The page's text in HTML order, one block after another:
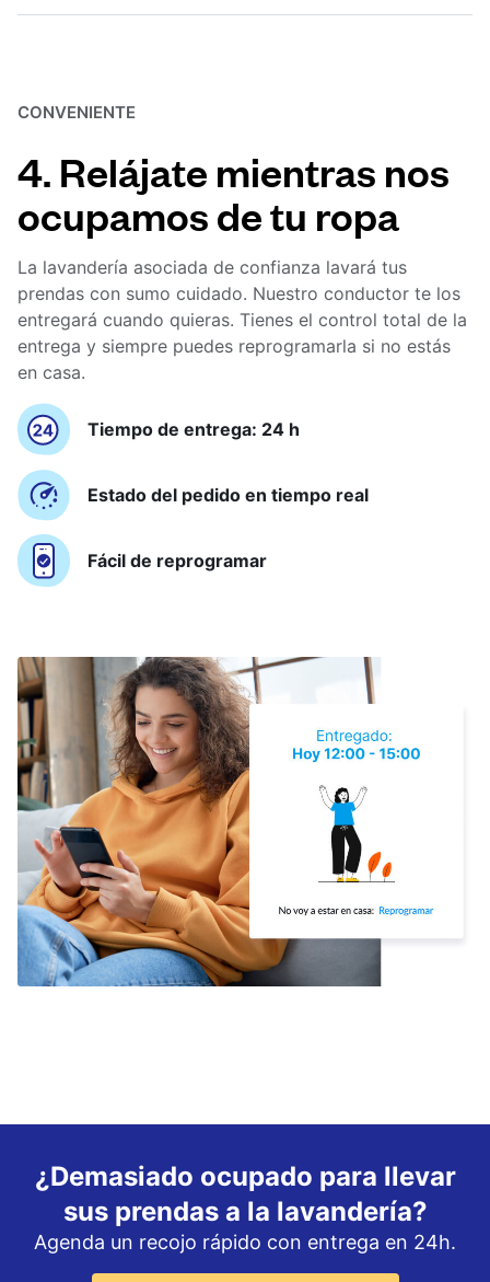
CONVENIENTE
4. Relájate mientras nos
ocupamos de tu ropa
La lavandería asociada de confianza lavará tus
prendas con sumo cuidado. Nuestro conductor te los
entregará cuando quieras. Tienes el control total de la
entrega y siempre puedes reprogramarla si no estás
en casa.
Tiempo de entrega: 24 h
Estado del pedido en tiempo real
Fácil de reprogramar
¿Demasiado ocupado para llevar
sus prendas a la lavandería?
Agenda un recojo rápido con entrega en 24h.